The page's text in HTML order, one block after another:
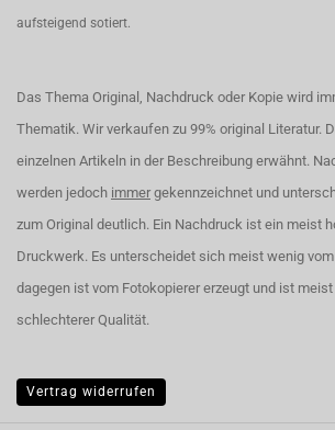
aufsteigend sotiert.
Das Thema Original, Nachdruck oder Kopie wird
Thematik. Wir verkaufen zu 99% original Literatur.
einzelnen Artikeln in der Beschreibung erwähnt.
werden jedoch immer gekennzeichnet und
zum Original deutlich. Ein Nachdruck ist ein meist
Druckwerk. Es unterscheidet sich meist wenig vom
dagegen ist vom Fotokopierer erzeugt und ist
schlechterer Qualität.
Vertrag widerrufen